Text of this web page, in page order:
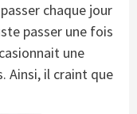
chaque jour
passer une fois
une
Ainsi, il craint que